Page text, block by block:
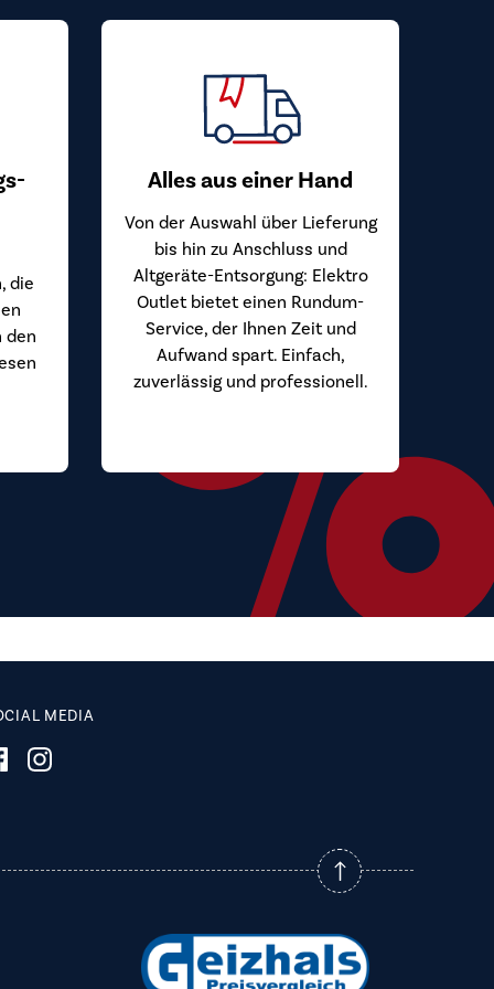
die
den
Alles aus einer Hand
Von der Auswahl über Lieferung
bis hin zu Anschluss und
Altgeräte-Entsorgung: Elektro
Outlet bietet einen Rundum-
Service, der Ihnen Zeit und
Aufwand spart. Einfach,
zuverlässig und professionell.
MEDIA